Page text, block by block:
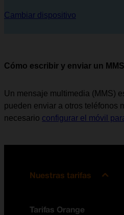
Cambiar dispositivo
Cómo escribir y enviar un MMS
Un mensaje multimedia (MMS)
pueden enviar a otros teléfonos
necesario configurar el móvil
Nuestras tarifas
Tarifas Orange